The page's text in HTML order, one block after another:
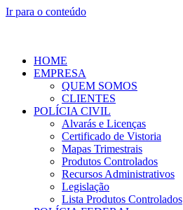
Ir para o conteúdo
HOME
EMPRESA
QUEM SOMOS
CLIENTES
POLÍCIA CIVIL
Alvarás e Licenças
Certificado de Vistoria
Mapas Trimestrais
Produtos Controlados
Recursos Administrativos
Legislação
Lista Produtos Controlados